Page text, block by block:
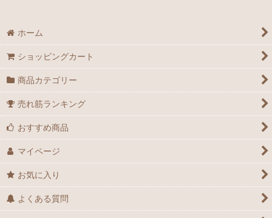
ホーム
ショッピングカート
商品カテゴリー
売れ筋ランキング
おすすめ商品
マイページ
お気に入り
よくある質問